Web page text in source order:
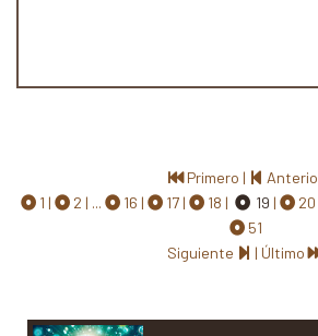
Primero |
1
2 ... 16 17 18 19 20
51
Siguiente
| Último